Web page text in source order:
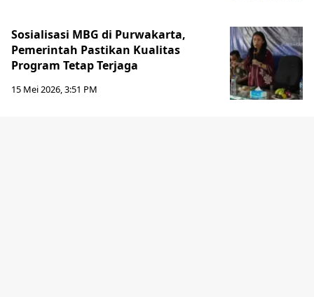
Sosialisasi MBG di Purwakarta,
Pemerintah Pastikan Kualitas
Program Tetap Terjaga
15 Mei 2026, 3:51 PM